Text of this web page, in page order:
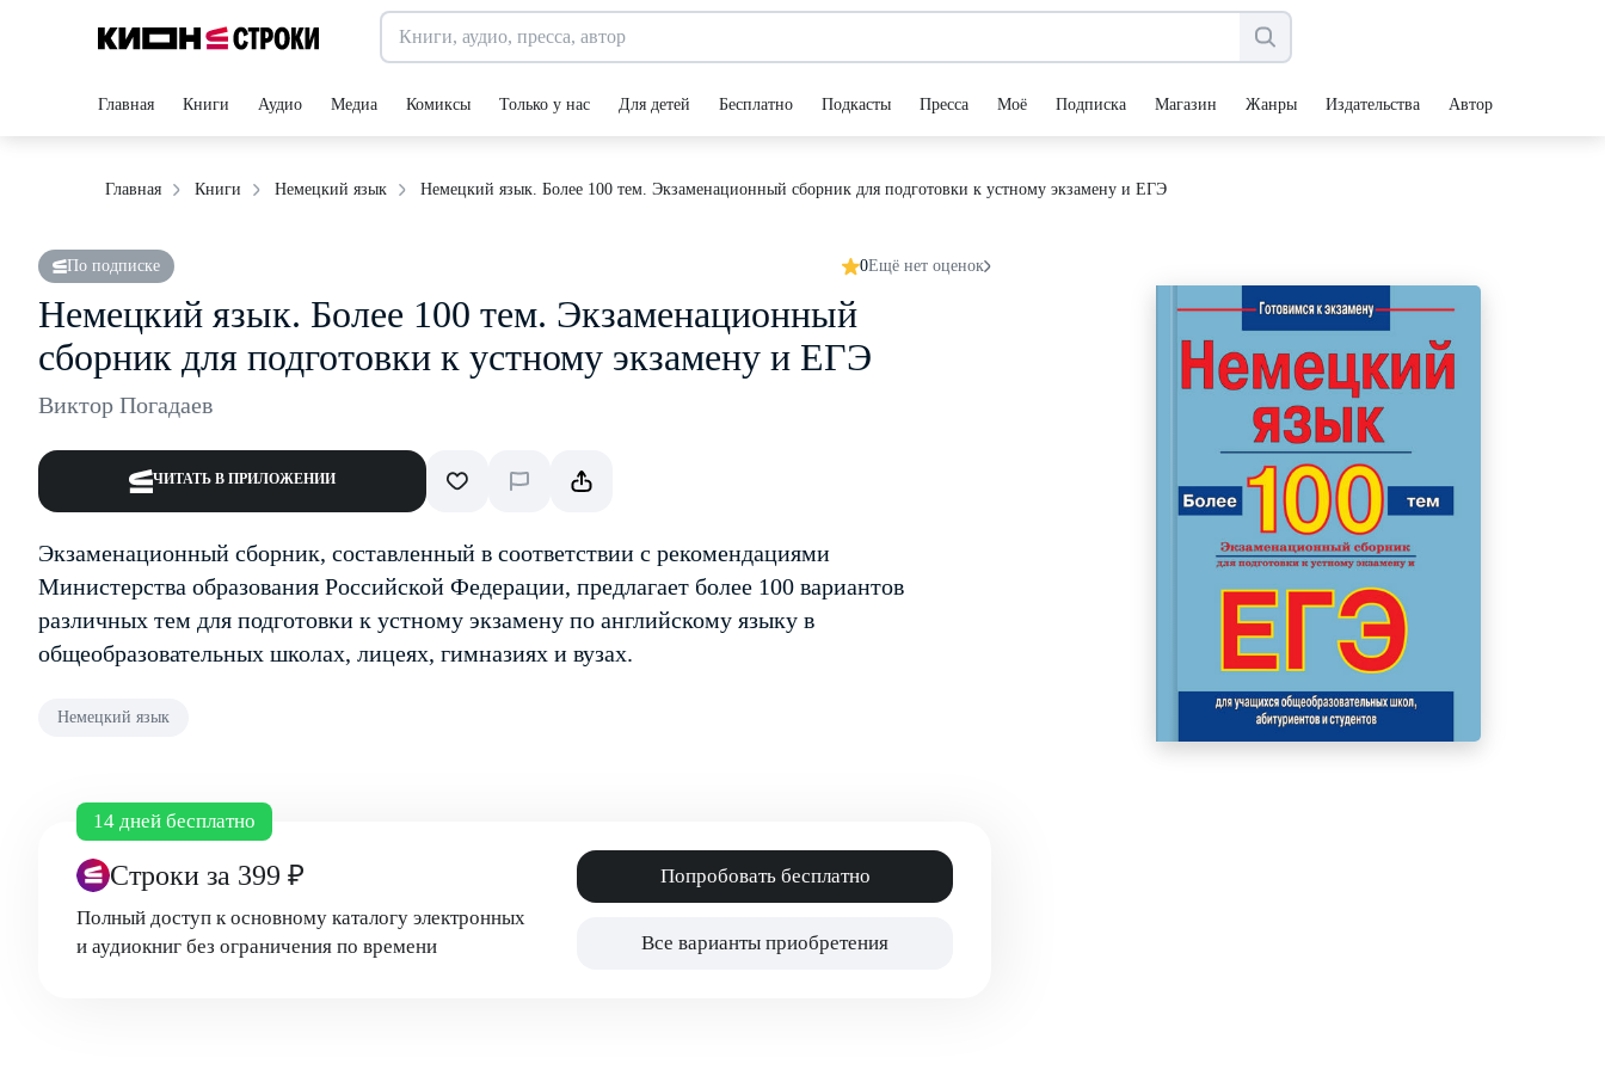
Главная Книги Аудио Медиа Комиксы Только у нас Для детей Бесплатно Подкасты Пресса Моё Подписка Магазин Жанры Издательства Авторы
Главная Книги Немецкий язык Немецкий язык. Более 100 тем. Экзаменационный сборник для подготовки к устному экзамену и ЕГЭ
По подписке 0Ещё нет оценок
Немецкий язык. Более 100 тем. Экзаменационный
сборник для подготовки к устному экзамену и ЕГЭ
Виктор Погадаев
ЧИТАТЬ В ПРИЛОЖЕНИИ
Экзаменационный сборник, составленный в со­ответствии с рекомендациями
Министерства образо­вания Российской Федерации, предлагает более 100 вариантов
различных тем для подготовки к устному экзамену по английскому языку в
общеобразователь­ных школах, лицеях, гимназиях и вузах.
Немецкий язык
14 дней бесплатно
Строки за 399 ₽
Полный доступ к основному каталогу электронных
и аудиокниг без ограничения по времени
Попробовать бесплатно
Все варианты приобретения